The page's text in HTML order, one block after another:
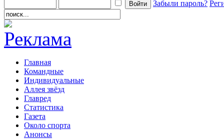
Забыли пароль?
Главная
Командные
Индивидуальные
Аллея звёзд
Главред
Статистика
Газета
Около спорта
Анонсы